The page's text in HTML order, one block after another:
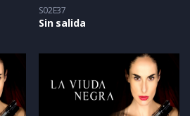
S02E37
Sin salida